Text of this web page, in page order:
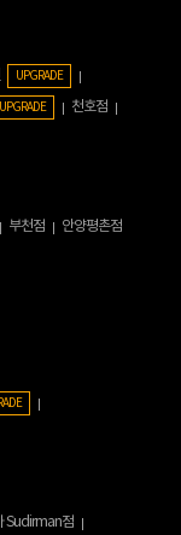
UPGRADE
UPGRADE
천호점
부천점 안양평촌점
Sudirman점